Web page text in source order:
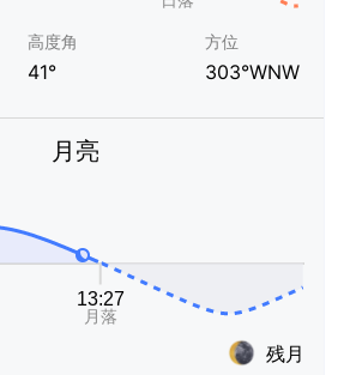
高度角
41°
方位
303°WNW
月亮
残月